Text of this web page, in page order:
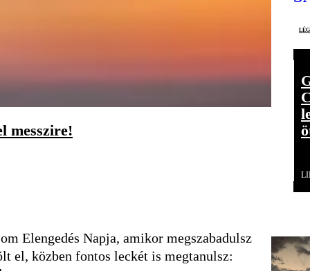
messzire!
Elengedés Napja, amikor megszabadulsz
el, közben fontos leckét is megtanulsz: